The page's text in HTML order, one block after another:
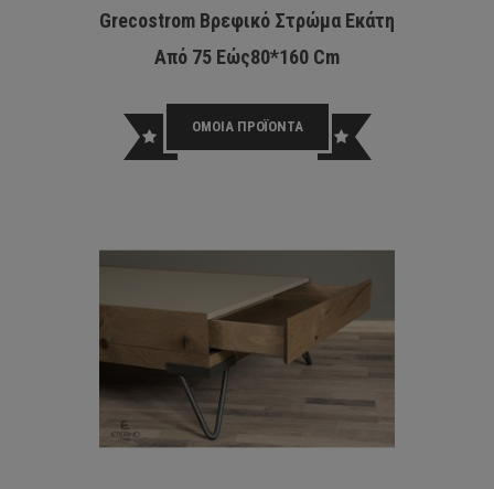
Grecostrom Βρεφικό Στρώμα Εκάτη
Από 75 Εώς80*160 Cm
ΟΜΟΙΑ ΠΡΟΪΟΝΤΑ